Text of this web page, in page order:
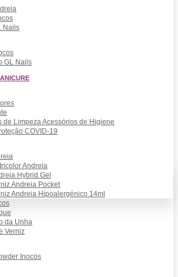
Nails
GL Nails
de Limpeza Acessórios de Higiene
COVID-19
Andreia
Hybrid Gel
Andreia Pocket
Andreia Hipoalergénico 14ml
da Unha
Verniz
Inocos